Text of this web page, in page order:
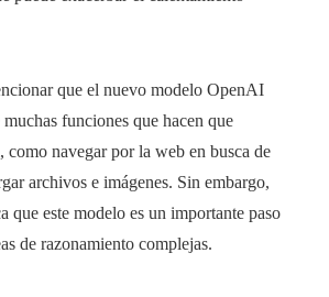
que el nuevo modelo OpenAI
funciones que hacen que
como navegar por la web en busca de
archivos e imágenes. Sin embargo,
que este modelo es un importante paso
de razonamiento complejas.